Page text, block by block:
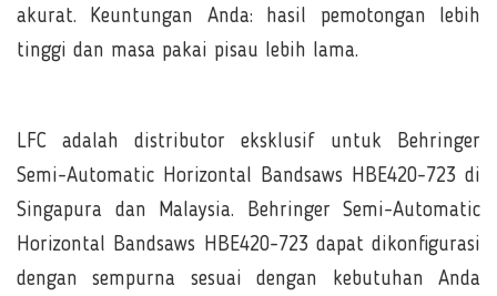
akurat. Keuntungan Anda: hasil pemotongan lebih
tinggi dan masa pakai pisau lebih lama.
LFC adalah distributor eksklusif untuk Behringer
Semi-Automatic Horizontal Bandsaws HBE420-723 di
Singapura dan Malaysia. Behringer Semi-Automatic
Horizontal Bandsaws HBE420-723 dapat dikonfigurasi
dengan sempurna sesuai dengan kebutuhan Anda